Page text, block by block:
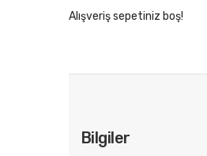
Alışveriş sepetiniz boş!
Bilgiler